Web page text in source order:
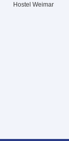
Hostel Weimar